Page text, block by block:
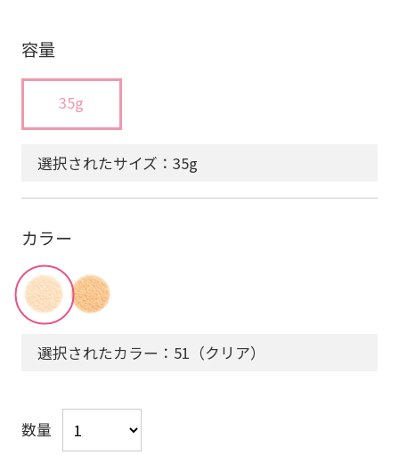
容量
35g
選択されたサイズ：35g
カラー
選択されたカラー：51（クリア）
数量